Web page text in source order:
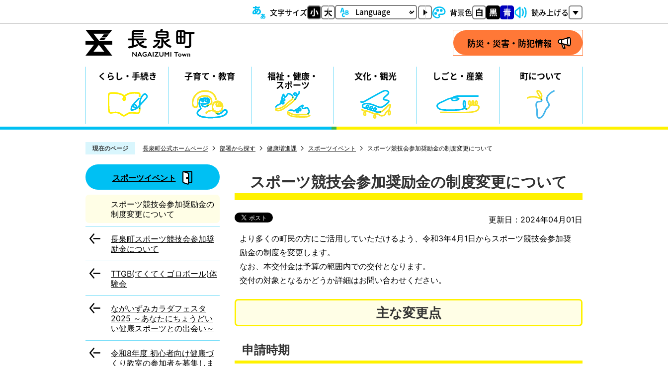
文字サイズ 背景色 読み上げる
防災・災害・防犯情報
くらし・ ⼿続き 子育て・教育 福祉・ 健康・
スポーツ
⽂化・ 観光 しごと・産業 町について
現在のページ 長泉町公式ホームページ 部署から探す 健康増進課 スポーツイベント スポーツ競技会参加奨励金の制度変更について
スポーツイベント
スポーツ競技会参加奨励金の
制度変更について
長泉町スポーツ競技会参加奨
励金について
TTGB(てくてくゴロボール)体
験会
ながいずみカラダフェスタ
2025 ～あなたにちょうどい
い健康スポーツとの出会い～
令和8年度 初心者向け健康づ
くり教室の参加者を募集しま
スポーツ競技会参加奨励金の制度変更について
更新日：2024年04月01日
より多くの町民の方にご活用していただけるよう、令和3年4月1日からスポーツ競技会参加奨
励金の制度を変更します。
なお、本交付金は予算の範囲内での交付となります。
交付の対象となるかどうか詳細はお問い合わせください。
主な変更点
申請時期